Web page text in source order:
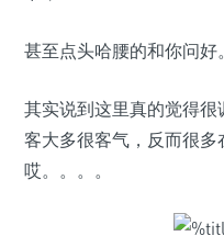
甚至点头哈腰的和你问
其实说到这里真的觉得
客大多很客气，反而很多
哎。。。。